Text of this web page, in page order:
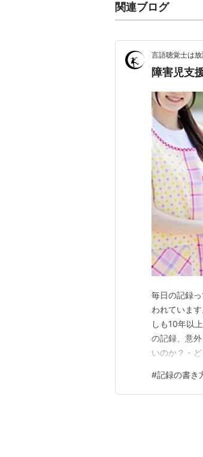
関連ブログ
言語聴覚士は
障害児支
毎日の記録
われていま
しも10年以
の記録、意
いのか？・
今回はみん
って書けば
#記録の書き